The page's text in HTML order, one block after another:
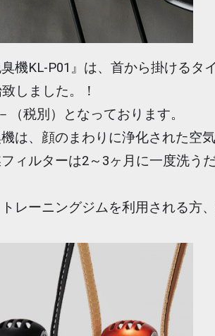
機KL-P01』は、首から掛けるタ
しました。！
（税別）となっております。
は、顔のまわりに浄化された空
ィルターは2～3ヶ月に一度洗う
レーニングジムを利用される方